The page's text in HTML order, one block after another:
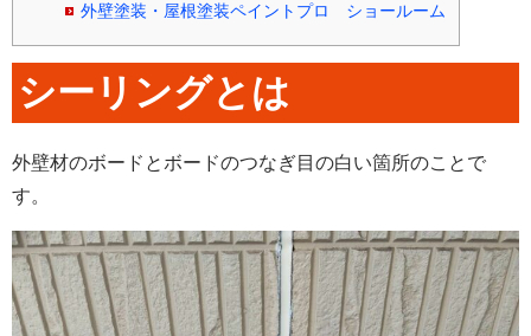
外壁塗装・屋根塗装ペイントプロ ショールーム
シーリングとは
外壁材のボードとボードのつなぎ目の白い箇所のことで
す。